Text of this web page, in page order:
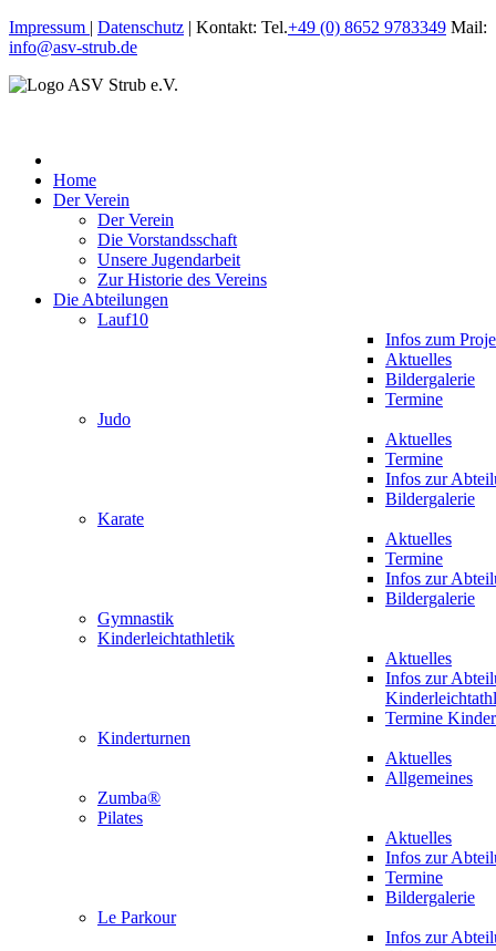
Impressum | Datenschutz | Kontakt: Tel.+49 (0) 8652 9783349 Mail:
info@asv-strub.de
Home
Der Verein
Der Verein
Die Vorstandsschaft
Unsere Jugendarbeit
Zur Historie des Vereins
Die Abteilungen
Lauf10
Infos zum
Aktuelles
Bildergalerie
Termine
Judo
Aktuelles
Termine
Infos zur
Bildergalerie
Karate
Aktuelles
Termine
Infos zur
Bildergalerie
Gymnastik
Kinderleichtathletik
Aktuelles
Infos zur
Termine
Kinderturnen
Aktuelles
Allgemeines
Zumba®
Pilates
Aktuelles
Infos zur
Termine
Bildergalerie
Le Parkour
Infos zur